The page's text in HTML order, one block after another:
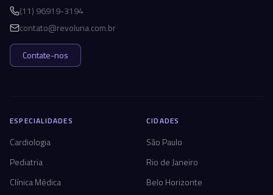
(11) 96919-3194
contato@revoluna.com.br
Contate-nos
ESPECIALIDADES
Cardiologia
Pediatria
Clínica Médica
CIDADES
São Paulo
Rio de Janeiro
Belo Horizonte